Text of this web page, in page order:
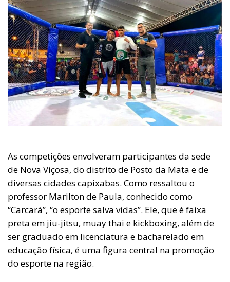
As competições envolveram participantes da sede
de Nova Viçosa, do distrito de Posto da Mata e de
diversas cidades capixabas. Como ressaltou o
professor Marilton de Paula, conhecido como
“Carcará”, “o esporte salva vidas”. Ele, que é faixa
preta em jiu-jitsu, muay thai e kickboxing, além de
ser graduado em licenciatura e bacharelado em
educação física, é uma figura central na promoção
do esporte na região.